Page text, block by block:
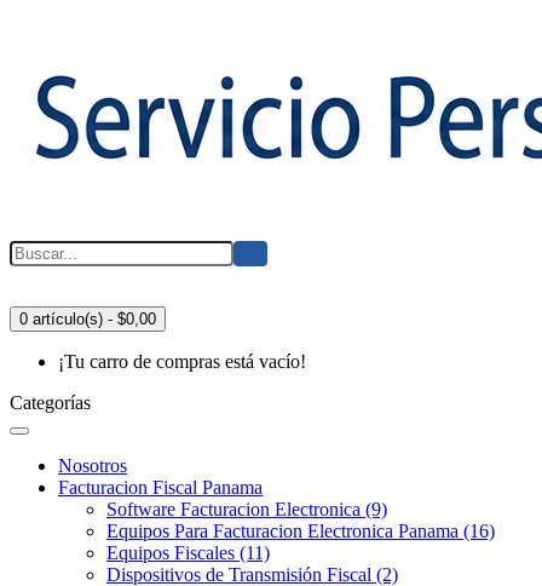
0 artículo(s) - $0,00
¡Tu carro de compras está vacío!
Categorías
Nosotros
Facturacion Fiscal Panama
Software Facturacion Electronica (9)
Equipos Para Facturacion Electronica Panama (16)
Equipos Fiscales (11)
Dispositivos de Transmisión Fiscal (2)